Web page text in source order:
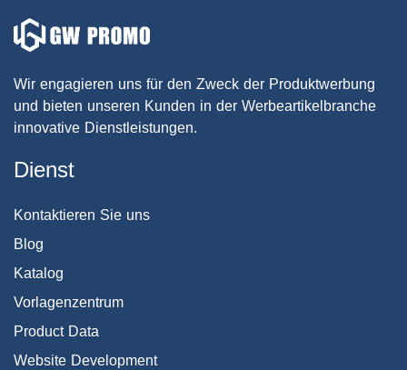
Wir engagieren uns für den Zweck der Produktwerbung
und bieten unseren Kunden in der Werbeartikelbranche
innovative Dienstleistungen.
Dienst
Kontaktieren Sie uns
Blog
Katalog
Vorlagenzentrum
Product Data
Website Development